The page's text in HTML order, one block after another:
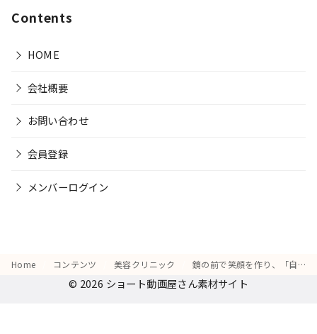
Contents
HOME
会社概要
お問い合わせ
会員登録
メンバーログイン
Home コンテンツ 美容クリニック 鏡の前で笑顔を作り、「自信がついたら新しい挑戦ができるかも」と期待する顔
© 2026 ショート動画屋さん素材サイト